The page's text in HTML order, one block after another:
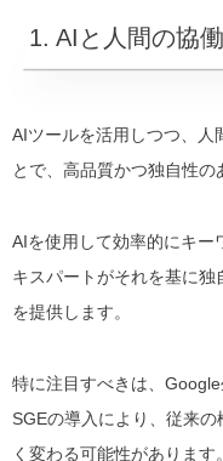
1. AIと人間の協
AIツールを活用しつつ、人
とで、高品質かつ独自性の
AIを使用して効率的にキー
キスパートがそれを基に
を提供します。
特に注目すべきは、
SGEの導入により、従来
く変わる可能性があります。